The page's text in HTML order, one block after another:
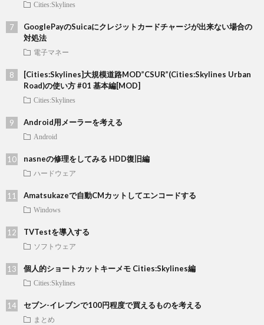
Cities:Skylines
GooglePayのSuicaにクレジットカードチャージが出来ない場合の
対処法
電子マネー
[Cities:Skylines]大規模道路MOD”CSUR”(Cities:Skylines Urban
Road)の使い方 #01 基本編[MOD]
Cities:Skylines
Android用メーラーを考える
Android
nasneの修理をしてみる HDD復旧編
ハードウェア
Amatsukazeで自動CMカットしてエンコードする
Windows
TVTestを導入する
ソフトウェア
個人的ショートカットキーメモ Cities:Skylines編
Cities:Skylines
セブン-イレブンで100円程度で買えるものを考える
まとめ